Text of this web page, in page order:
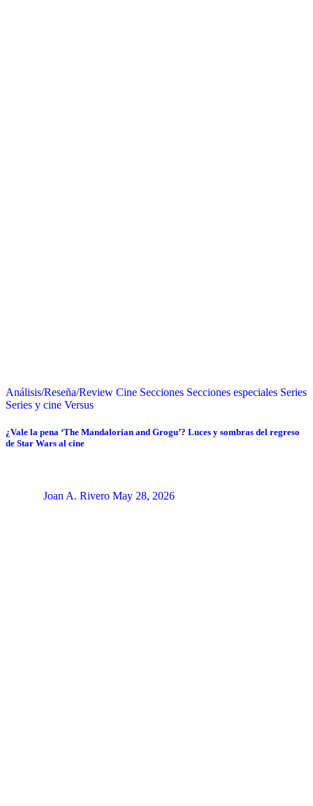
Análisis/Reseña/Review Cine Secciones Secciones especiales Series
Series y cine Versus
¿Vale la pena ‘The Mandalorian and Grogu’? Luces y sombras del regreso
de Star Wars al cine
Joan A. Rivero May 28, 2026